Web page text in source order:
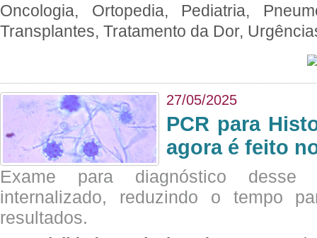
Oncologia, Ortopedia, Pediatria,
Transplantes, Tratamento da Dor,
27/05/2025
PCR para
agora é feito
Exame para diagnóstico desse
internalizado, reduzindo o tempo
resultados.